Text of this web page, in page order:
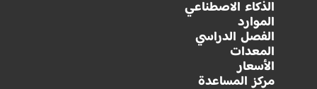
الذكاء الاصطناعي
الموارد
الفصل الدراسي
المعدات
الأسعار
مركز المساعدة